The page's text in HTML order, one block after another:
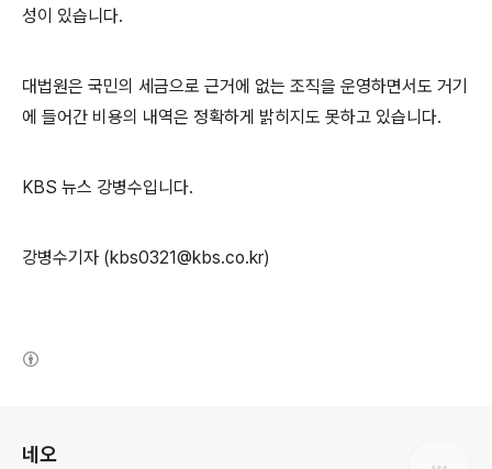
성이 있습니다.
대법원은 국민의 세금으로 근거에 없는 조직을 운영하면서도 거기
에 들어간 비용의 내역은 정확하게 밝히지도 못하고 있습니다.
KBS 뉴스 강병수입니다.
강병수기자 (kbs0321@kbs.co.kr)
네오